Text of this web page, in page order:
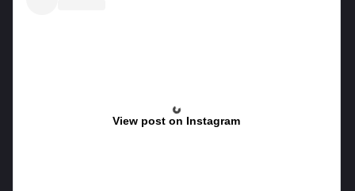
View post on Instagram